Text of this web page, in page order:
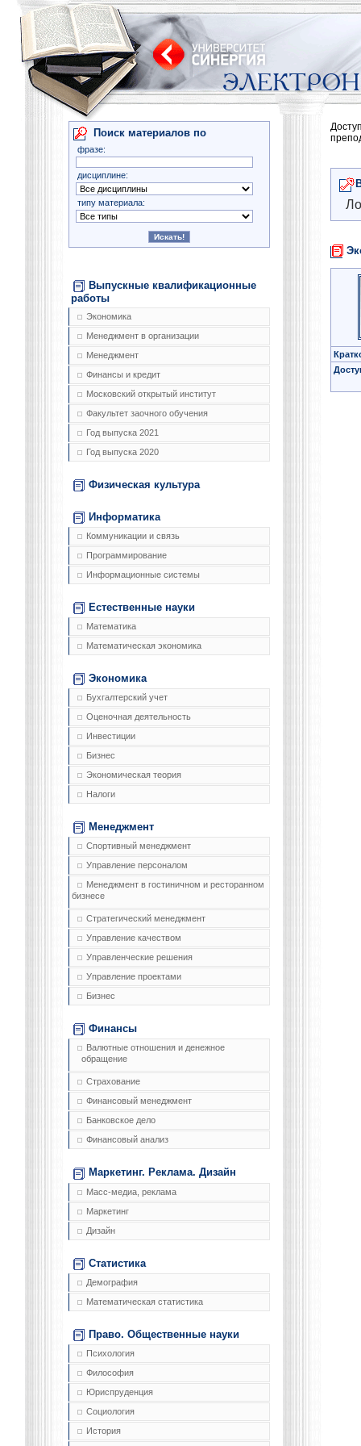
Поиск материалов по
фразе:
дисциплине:
типу материала:
Выпускные квалификационные
работы
Экономика
Менеджмент в организации
Менеджмент
Финансы и кредит
Московский открытый институт
Факультет заочного обучения
Год выпуска 2021
Год выпуска 2020
Физическая культура
Информатика
Коммуникации и связь
Программирование
Информационные системы
Естественные науки
Математика
Математическая экономика
Экономика
Бухгалтерский учет
Оценочная деятельность
Инвестиции
Бизнес
Экономическая теория
Налоги
Менеджмент
Спортивный менеджмент
Управление персоналом
Менеджмент в гостиничном и ресторанном
бизнесе
Стратегический менеджмент
Управление качеством
Управленческие решения
Управление проектами
Бизнес
Финансы
Валютные отношения и денежное
обращение
Страхование
Финансовый менеджмент
Банковское дело
Финансовый анализ
Маркетинг. Реклама. Дизайн
Масс-медиа, реклама
Маркетинг
Дизайн
Статистика
Демография
Математическая статистика
Право. Общественные науки
Психология
Философия
Юриспруденция
Социология
История